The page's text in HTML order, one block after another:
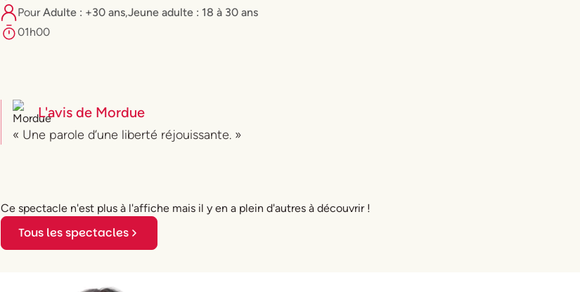
PourAdulte : +30 ans,⁠Jeune adulte : 18 à 30 ans
01h00
L'avis de Mordue
« Une parole d’une liberté réjouissante. »
Ce spectacle n'est plus à l'affiche mais il y en a plein d'autres à découvrir !
Tous les spectacles